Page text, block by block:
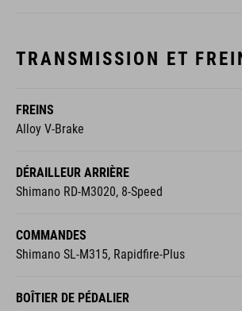
TRANSMISSION ET
FREINS
Alloy V-Brake
DÉRAILLEUR ARRIÈRE
Shimano RD-M3020, 8-Speed
COMMANDES
Shimano SL-M315, Rapidfire-Plus
BOÎTIER DE PÉDALIER